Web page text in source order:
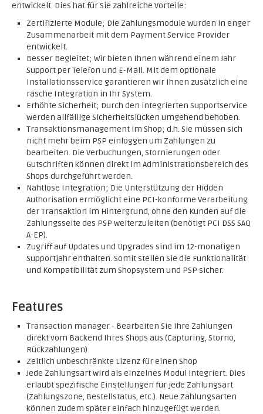
entwickelt. Dies hat für Sie zahlreiche Vorteile:
Zertifizierte Module; Die Zahlungsmodule wurden in enger
Zusammenarbeit mit dem Payment Service Provider
entwickelt.
Besser Begleitet; Wir bieten Ihnen während einem Jahr
Support per Telefon und E-Mail. Mit dem optionale
Installationsservice garantieren wir Ihnen zusätzlich eine
rasche Integration in Ihr System.
Erhöhte Sicherheit; Durch den integrierten Supportservice
werden allfällige Sicherheitslücken umgehend behoben.
Transaktionsmanagement im Shop; d.h. Sie müssen sich
nicht mehr beim PSP einloggen um Zahlungen zu
bearbeiten. Die Verbuchungen, Stornierungen oder
Gutschriften können direkt im Administrationsbereich des
Shops durchgeführt werden.
Nahtlose Integration; Die Unterstützung der Hidden
Authorisation ermöglicht eine PCI-konforme Verarbeitung
der Transaktion im Hintergrund, ohne den Kunden auf die
Zahlungsseite des PSP weiterzuleiten (benötigt PCI DSS SAQ
A-EP).
Zugriff auf Updates und Upgrades sind im 12-monatigen
Supportjahr enthalten. Somit stellen Sie die Funktionalität
und Kompatibilität zum Shopsystem und PSP sicher.
Features
Transaction manager - Bearbeiten Sie Ihre Zahlungen
direkt vom Backend Ihres Shops aus (Capturing, Storno,
Rückzahlungen)
Zeitlich unbeschränkte Lizenz für einen Shop
Jede Zahlungsart wird als einzelnes Modul integriert. Dies
erlaubt spezifische Einstellungen für jede Zahlungsart
(Zahlungszone, Bestellstatus, etc.). Neue Zahlungsarten
können zudem später einfach hinzugefügt werden.